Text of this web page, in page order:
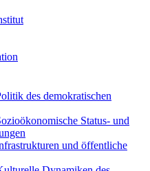
anzeigen
des demokratischen
Status- und
und öffentliche